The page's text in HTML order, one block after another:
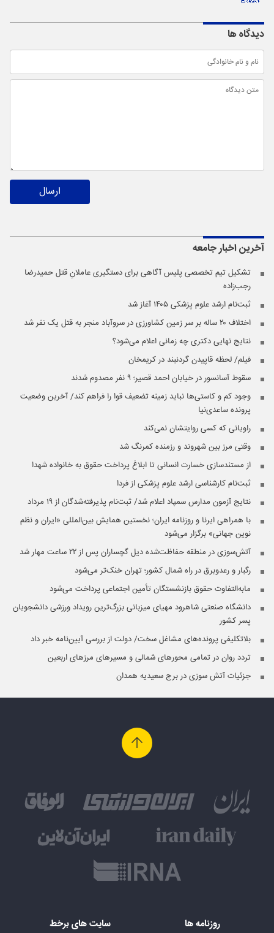
دیدگاه ها
ارسال
آخرین اخبارجامعه
تشکیل تیم تخصصی پلیس آگاهی برای دستگیری عاملانِ قتل حمیدرضا
رجب‌زاده
ثبت‌نام ارشد علوم پزشکی ۱۴۰۵ آغاز شد
اختلاف ۲۰ ساله بر سر زمین کشاورزی در سروآباد منجر به قتل یک نفر شد
نتایج نهایی دکتری چه زمانی اعلام می‌شود؟
فیلم/ لحظه قاپیدن گردنبند در کریمخان
سقوط آسانسور در خیابان احمد قصیر؛ ۹ نفر مصدوم شدند
وجود کم و کاستی‌ها نباید زمینه تضعیف قوا را فراهم کند/ آخرین وضعیت
پرونده ساعدی‌نیا
راویانی که کسی روایتشان نمی‌کند
وقتی مرز بین شهروند و رزمنده کمرنگ شد
از مستندسازی خسارت انسانی تا ابلاغ پرداخت حقوق به خانواده شهدا
ثبت‌نام کارشناسی ارشد علوم پزشکی از فردا
نتایج آزمون مدارس سمپاد اعلام شد/ ثبت‌نام پذیرفته‌شدگان از ۱۹ مرداد
با همراهی ایرنا و روزنامه ایران؛ نخستین همایش بین‌المللی «ایران و نظم
نوین جهانی» برگزار می‌شود
آتش‌سوزی در منطقه حفاظت‌شده دیل گچساران پس از ۲۲ ساعت مهار شد
رگبار و رعدوبرق در راه شمال کشور؛ تهران خنک‌تر می‌شود
مابه‌التفاوت حقوق بازنشستگان تأمین اجتماعی پرداخت می‌شود
دانشگاه صنعتی شاهرود مهیای میزبانی بزرگ‌ترین رویداد ورزشی دانشجویان
پسر کشور
بلاتکلیفی پرونده‌های مشاغل سخت/ دولت از بررسی آیین‌نامه خبر داد
تردد روان در تمامی محورهای شمالی و مسیرهای مرزهای اربعین
جزئیات آتش سوزی در برج سعیدیه همدان
روزنامه ها سایت های برخط